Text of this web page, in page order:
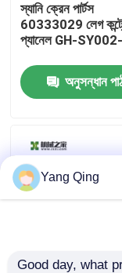
মান নিয়ন্ত্রণ
যোগাযোগ করুন
ব্যবহৃত ট্রাক ক্রেন
ব্যবহৃত সমস্ত ভূখণ্ড
স্যানি ক্রেন পার্টস
60333029 লেগ
প্যানেল GH-
অনুসন্ধান
Yang Qing
Good day, what